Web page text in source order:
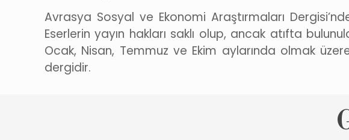
Avrasya Sosyal ve Ekonomi Araştırmaları
Eserlerin yayın hakları saklı olup, ancak atıfta
Ocak, Nisan, Temmuz ve Ekim aylarında olmak
dergidir.